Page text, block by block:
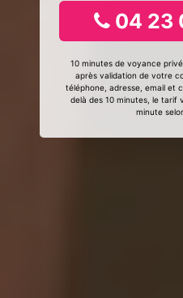
04 23
10 minutes de voyance
après validation de votre
téléphone, adresse, email et
delà des 10 minutes, le tarif
minute